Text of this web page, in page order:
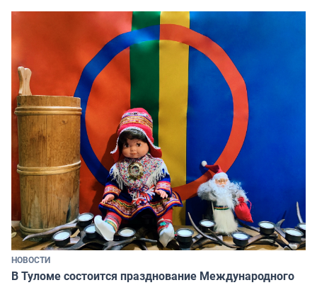
НОВОСТИ
В Туломе состоится празднование Международного